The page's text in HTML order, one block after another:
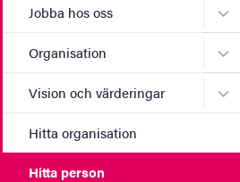
Jobba hos oss
Organisation
Vision och värderingar
Hitta organisation
Hitta person